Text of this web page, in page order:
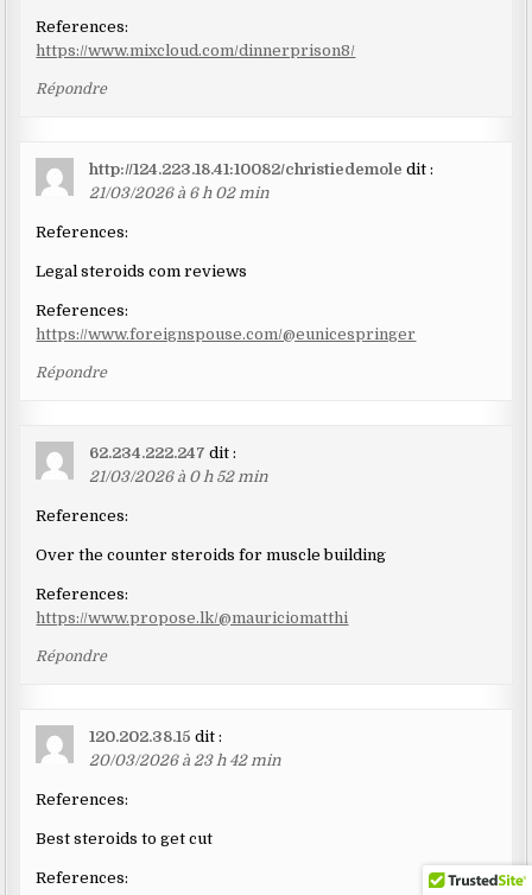
References:
https://www.mixcloud.com/dinnerprison8/
Répondre
http://124.223.18.41:10082/christiedemole dit :
21/03/2026 à 6 h 02 min
References:
Legal steroids com reviews
References:
https://www.foreignspouse.com/@eunicespringer
Répondre
62.234.222.247 dit :
21/03/2026 à 0 h 52 min
References:
Over the counter steroids for muscle building
References:
https://www.propose.lk/@mauriciomatthi
Répondre
120.202.38.15 dit :
20/03/2026 à 23 h 42 min
References:
Best steroids to get cut
References: